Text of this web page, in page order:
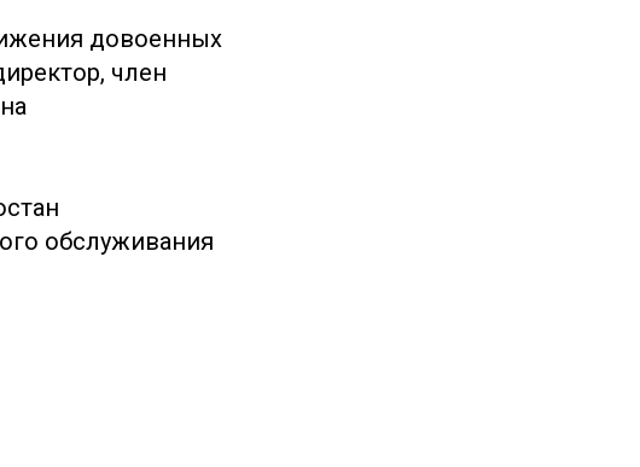
довоенных
член
обслуживания